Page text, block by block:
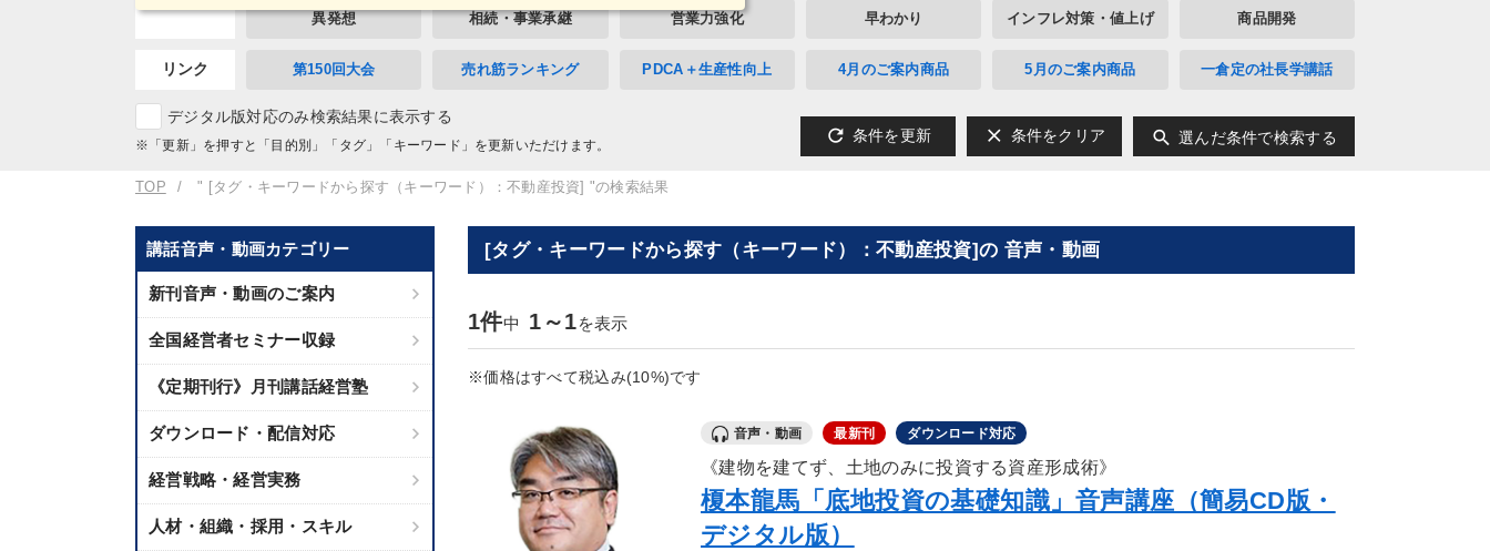
異発想 相続・事業承継 営業力強化 早わかり インフレ対策・値上げ 商品開発
リンク 第150回大会 売れ筋ランキング PDCA＋生産性向上 4月のご案内商品 5月のご案内商品 一倉定の社長学講話
デジタル版対応のみ検索結果に表示する
※「更新」を押すと「目的別」「タグ」「キーワード」を更新いただけます。 refresh 条件を更新 clear 条件をクリア search 選んだ条件で検索する
TOP " [タグ・キーワードから探す（キーワード）：不動産投資] "の検索結果
講話音声・動画カテゴリー
新刊音声・動画のご案内
全国経営者セミナー収録
《定期刊行》月刊講話経営塾
ダウンロード・配信対応
経営戦略・経営実務
人材・組織・採用・スキル
[タグ・キーワードから探す（キーワード）：不動産投資]の 音声・動画
1件中 1～1を表示
※価格はすべて税込み(10%)です
音声・動画 最新刊 ダウンロード対応
《建物を建てず、土地のみに投資する資産形成術》
榎本龍馬「底地投資の基礎知識」音声講座（簡易CD版・
デジタル版）